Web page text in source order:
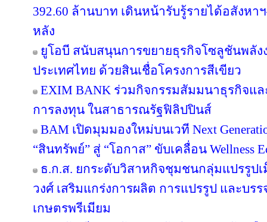
392.60 ล้านบาท เดินหน้ารับรู้รายได้อสังหา
หลัง
ยูโอบี สนับสนุนการขยายธุรกิจโซลูชันพลังง
ประเทศไทย ด้วยสินเชื่อโครงการสีเขียว
EXIM BANK ร่วมกิจกรรมสัมมนาธุรกิจแ
การลงทุน ในสาธารณรัฐฟิลิปปินส์
BAM เปิดมุมมองใหม่บนเวที Next
“สินทรัพย์” สู่ “โอกาส” ขับเคลื่อน Wellness
ธ.ก.ส. ยกระดับวิสาหกิจชุมชนกลุ่มแปรรูป
วงศ์ เสริมแกร่งการผลิต การแปรรูป และบ
เกษตรพรีเมียม